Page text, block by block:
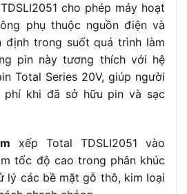
bề mặt gỗ, kim loại, nhựa, và các
cứng khác
kế nhỏ gọn, tiện dụng
động không dây, dễ di chuyển
thiểu bụi nhờ túi hút bụi (nếu
cho phép máy hoạt
phụ thuộc nguồn điện và
trong suốt quá trình làm
pin này tương thích với hệ
Total Series 20V, giúp người
khi đã sở hữu pin và sạc
xếp Total TDSLI2051 vào
tốc độ cao trong phân khúc
lý các bề mặt gỗ thô, kim loại